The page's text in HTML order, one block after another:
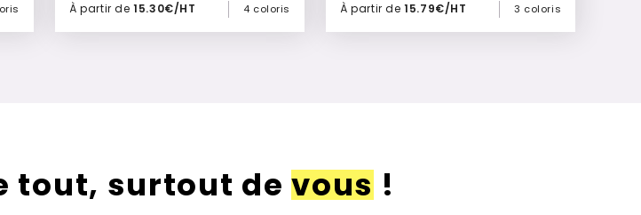
À partir de15.30€/HT 4 coloris
Ajouter à mon devis
À partir de15.79€/HT 3 coloris
Ajouter à mon devis
tout, surtout devous !